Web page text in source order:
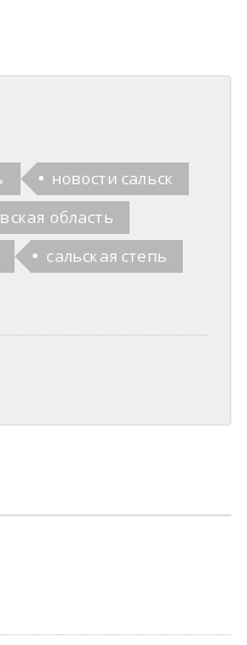
новости сальск
область
сальская степь